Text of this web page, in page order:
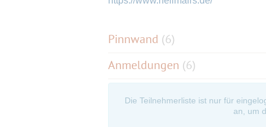
Pinnwand (6)
Anmeldungen (6)
Die Teilnehmerliste ist nur für
an, um